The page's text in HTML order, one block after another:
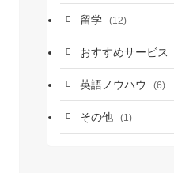
留学 (12)
おすすめサービス
英語ノウハウ (6)
その他 (1)